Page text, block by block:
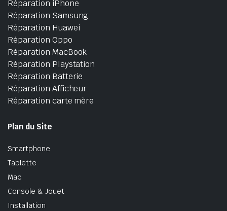
Réparation iPhone
Réparation Samsung
Réparation Huawei
Réparation Oppo
Réparation MacBook
Réparation Playstation
Réparation Batterie
Réparation Afficheur
Réparation carte mère
Plan du Site
Smartphone
Tablette
Mac
Console & Jouet
Installation